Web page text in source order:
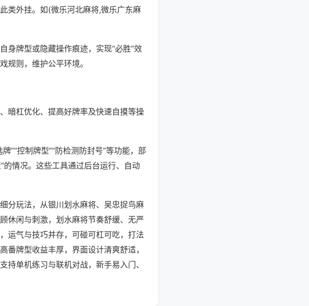
类外挂。如(微乐河北麻将,微乐广东麻
身牌型或隐藏操作痕迹，实现“必胜”效
规则，维护公平环境。
暗杠优化、提高好牌率及快速自摸等操
”“控制牌型”“防检测防封号”等功能，部
的情况。这些工具通过后台运行、自动
分玩法，从银川划水麻将、吴忠捉鸟麻
休闲与刺激，划水麻将节奏舒缓、无严
运气与技巧并存，可碰可杠可吃，打法
番牌型收益丰厚，界面设计清爽舒适，
持单机练习与联机对战，新手易入门、